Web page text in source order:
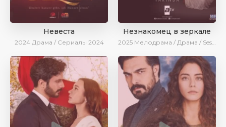
Невеста
2024 Драма / Сериалы 2024
Незнакомец в зеркале
2025 Мелодрама / Драма / SesDizi / AlisaDirilis / Новинки / Сериалы 2025